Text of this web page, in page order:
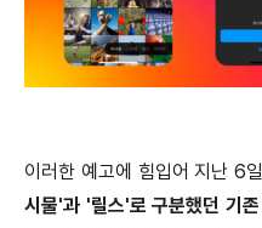
이러한 예고에 힘입어 지난 6
시물'과 '릴스'로 구분했던 기